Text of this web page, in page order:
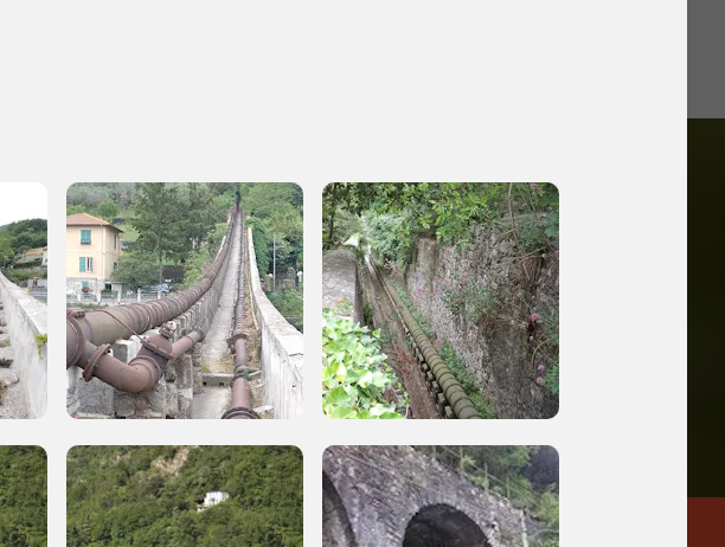
inerenti i luoghi più vicini e gli